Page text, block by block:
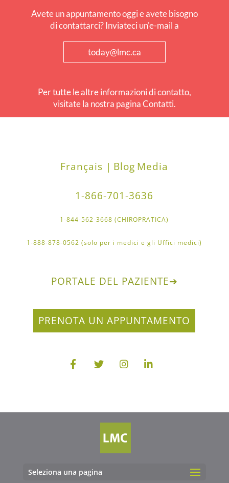
Avete un appuntamento oggi e avete bisogno
di contattarci? Inviateci un'e-mail a
today@lmc.ca
Per tutte le altre informazioni di contatto,
visitate la nostra pagina Contatti.
Français | Blog Media
1-866-701-3636
1-844-562-3668 (CHIROPRATICA)
1-888-878-0562 (solo per i medici e gli Uffici medici)
PORTALE DEL PAZIENTE➔
PRENOTA UN APPUNTAMENTO
Seleziona una pagina